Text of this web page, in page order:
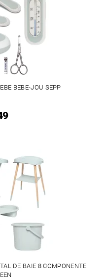
BEBE-JOU SEPP
DE BAIE 8 COMPONENTE